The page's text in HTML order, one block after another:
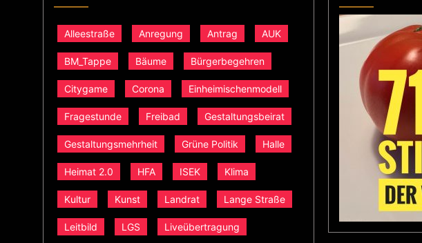
Alleestraße Anregung Antrag AUK
BM_Tappe Bäume Bürgerbegehren
Citygame Corona Einheimischenmodell
Fragestunde Freibad Gestaltungsbeirat
Gestaltungsmehrheit Grüne Politik Halle
Heimat 2.0 HFA ISEK Klima
Kultur Kunst Landrat Lange Straße
Leitbild LGS Liveübertragung